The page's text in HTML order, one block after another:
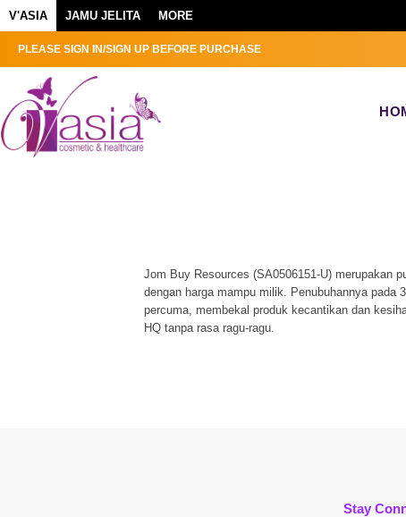
V'ASIA JAMU JELITA MORE
PLEASE SIGN IN/SIGN UP BEFORE PURCHASE
Jom Buy Resources (SA0506151-U) merupakan
dengan harga mampu milik. Penubuhannya pada
percuma, membekal produk kecantikan dan
HQ tanpa rasa ragu-ragu.
Stay